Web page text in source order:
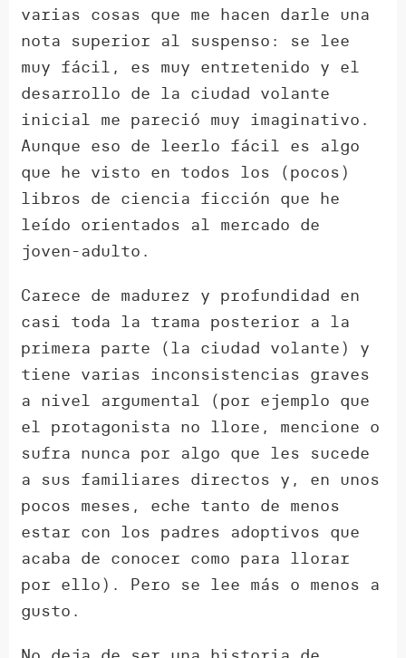
varias cosas que me hacen darle una
nota superior al suspenso: se lee
muy fácil, es muy entretenido y el
desarrollo de la ciudad volante
inicial me pareció muy imaginativo.
Aunque eso de leerlo fácil es algo
que he visto en todos los (pocos)
libros de ciencia ficción que he
leído orientados al mercado de
joven-adulto.
Carece de madurez y profundidad en
casi toda la trama posterior a la
primera parte (la ciudad volante) y
tiene varias inconsistencias graves
a nivel argumental (por ejemplo que
el protagonista no llore, mencione o
sufra nunca por algo que les sucede
a sus familiares directos y, en unos
pocos meses, eche tanto de menos
estar con los padres adoptivos que
acaba de conocer como para llorar
por ello). Pero se lee más o menos a
gusto.